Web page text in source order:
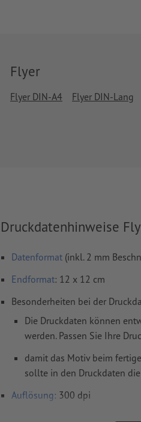
Flyer
Flyer DIN-A4 Flyer DIN-Lang
Druckdatenhinweise
Datenformat (inkl. 2 mm
Endformat: 12 x 12 cm
Besonderheiten bei der
Die Druckdaten können
werden. Passen Sie Ihre
damit das Motiv beim
sollte in den Druckdaten die
Auflösung: 300 dpi